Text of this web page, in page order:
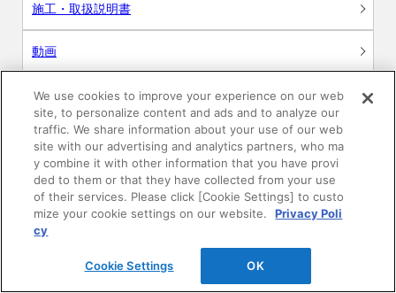
施工・取扱説明書
動画
シミュレーションツール
24時間換気システム〈エアスマート〉
簡易設計見積ソフト
R&Dセンター環境測定・分析サービス
商品マスター申し込み
We use cookies to improve your experience on our web
site, to personalize content and ads and to analyze our
traffic. We share information about your use of our web
site with our advertising and analytics partners, who ma
y combine it with other information that you have provi
ded to them or that they have collected from your use
of their services. Please click [Cookie Settings] to custo
mize your cookie settings on our website.
Privacy Poli
cy
Cookie Settings OK